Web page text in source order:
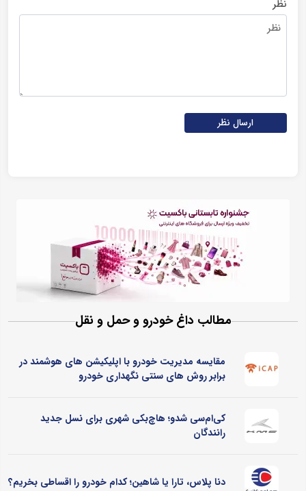
نظر
ارسال نظر
مطالب داغ خودرو و حمل و نقل
مقایسه مدیریت خودرو با اپلیکیشن های هوشمند در
برابر روش های سنتی نگهداری خودرو
کی‌ام‌سی شدو؛ هاچ‌بکی شهری برای نسل جدید
رانندگان
دنا پلاس، تارا یا شاهین؛ کدام خودرو را اقساطی بخریم؟